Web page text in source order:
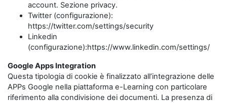
account. Sezione privacy.
Twitter (configurazione):
https://twitter.com/settings/security
Linkedin
(configurazione):https://www.linkedin.com/settings/
Google Apps Integration
Questa tipologia di cookie è finalizzato all’integrazione delle
APPs Google nella piattaforma e-Learning con particolare
riferimento alla condivisione dei documenti. La presenza di